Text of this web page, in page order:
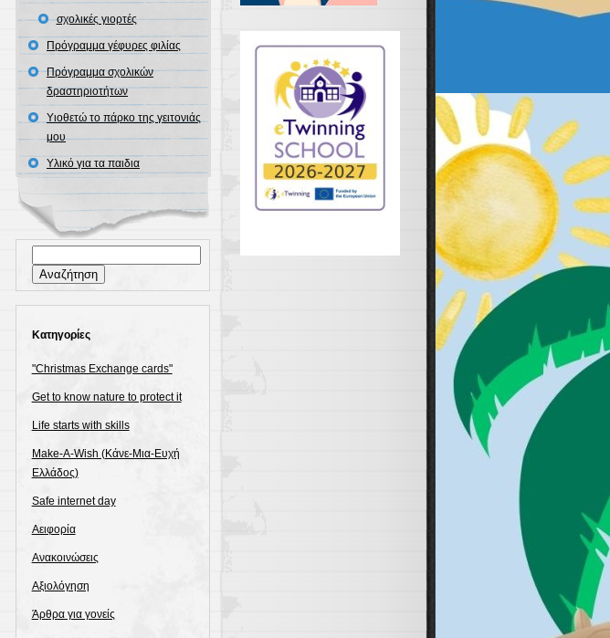
σχολικές γιορτές
Πρόγραμμα γέφυρες φιλίας
Πρόγραμμα σχολικών
δραστηριοτήτων
Υιοθετώ το πάρκο της γειτονιάς
μου
Υλικό για τα παιδια
για:
Kατηγορίες
"Christmas Exchange cards"
Get to know nature to protect it
Life starts with skills
Make-A-Wish (Κάνε-Μια-Ευχή
Ελλάδος)
Safe internet day
Αειφορία
Ανακοινώσεις
Αξιολόγηση
Άρθρα για γονείς